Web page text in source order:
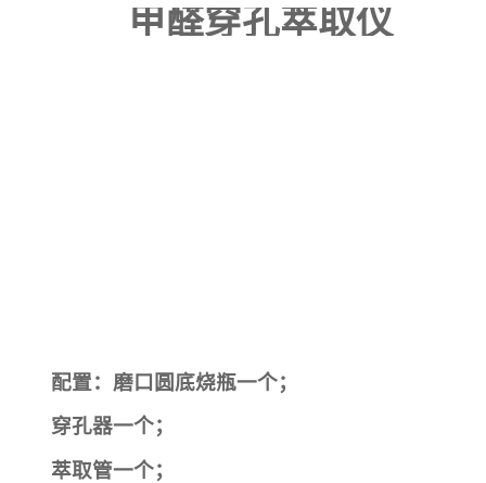
甲醛穿孔萃取仪
配置：磨口圆底烧瓶一个；
穿孔器一个；
萃取管一个；